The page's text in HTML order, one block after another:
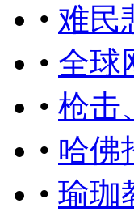
• 难民
• 全球
• 枪击
• 哈佛
• 瑜珈